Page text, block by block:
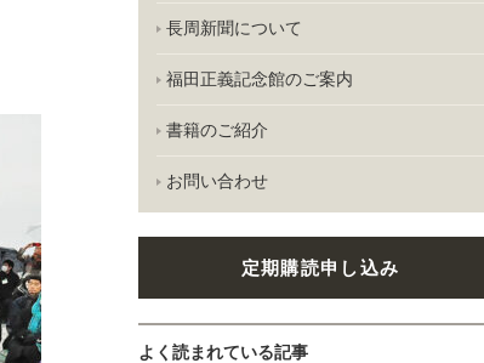
長周新聞について
福田正義記念館のご案内
書籍のご紹介
お問い合わせ
定期購読申し込み
よく読まれている記事